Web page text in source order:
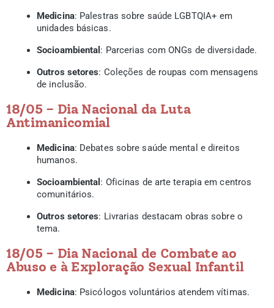
Medicina: Palestras sobre saúde LGBTQIA+ em
unidades básicas.
Socioambiental : Parcerias com ONGs de diversidade.
Outros setores: Coleções de roupas com mensagens
de inclusão.
18/05 – Dia Nacional da Luta
Antimanicomial
Medicina: Debates sobre saúde mental e direitos
humanos.
Socioambiental : Oficinas de arte terapia em centros
comunitários.
Outros setores: Livrarias destacam obras sobre o
tema.
18/05 – Dia Nacional de Combate ao
Abuso e à Exploração Sexual Infantil
Medicina: Psicólogos voluntários atendem vítimas.